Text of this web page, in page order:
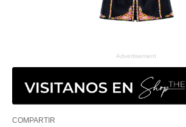
Advertisement
COMPARTIR